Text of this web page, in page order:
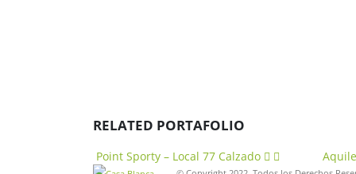
RELATED PORTAFOLIO
Point Sporty – Local 77 Calzado